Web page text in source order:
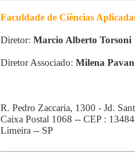
Faculdade de Ciências
Diretor: Marcio Alberto Torsoni
Diretor Associado: Milena
R. Pedro Zaccaria, 1300 - Jd.
Caixa Postal 1068 -- CEP :
Limeira -- SP